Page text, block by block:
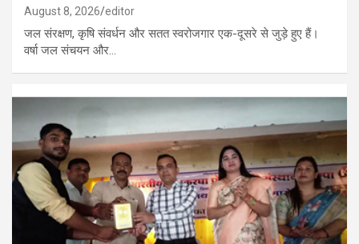
August 8, 2026 editor
जल संरक्षण, कृषि संवर्धन और सतत स्वरोजगार एक-दूसरे से जुड़े हुए हैं।
वर्षा जल संचयन और…